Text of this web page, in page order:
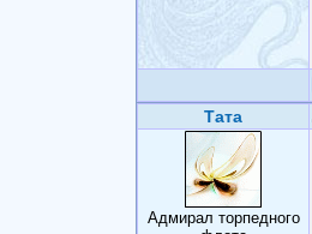
Тата
Адмирал торпедного